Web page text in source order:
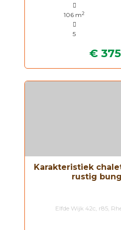
106 m2
5
€
Karakteristiek
rustig
Elfde Wijk 42c, r85,